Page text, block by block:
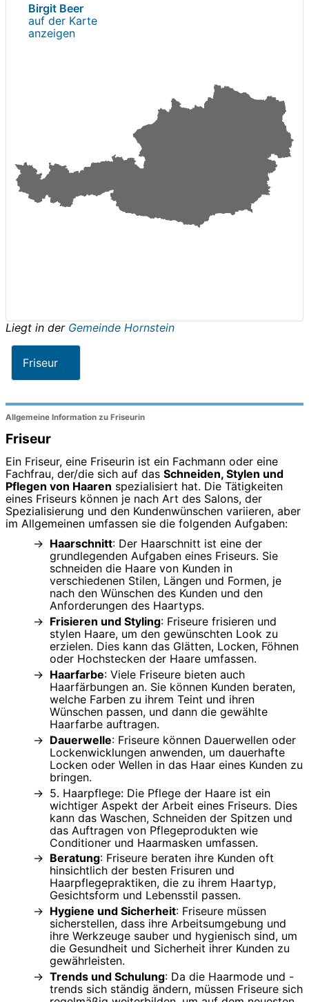
Birgit Beer
auf der Karte
anzeigen
Liegt in der Gemeinde Hornstein
Friseur
Allgemeine Information zu Friseurin
Friseur
Ein Friseur, eine Friseurin ist ein Fachmann oder eine
Fachfrau, der/die sich auf das Schneiden, Stylen und
Pflegen von Haaren spezialisiert hat. Die Tätigkeiten
eines Friseurs können je nach Art des Salons, der
Spezialisierung und den Kundenwünschen variieren, aber
im Allgemeinen umfassen sie die folgenden Aufgaben:
Haarschnitt: Der Haarschnitt ist eine der
grundlegenden Aufgaben eines Friseurs. Sie
schneiden die Haare von Kunden in
verschiedenen Stilen, Längen und Formen, je
nach den Wünschen des Kunden und den
Anforderungen des Haartyps.
Frisieren und Styling: Friseure frisieren und
stylen Haare, um den gewünschten Look zu
erzielen. Dies kann das Glätten, Locken, Föhnen
oder Hochstecken der Haare umfassen.
Haarfarbe: Viele Friseure bieten auch
Haarfärbungen an. Sie können Kunden beraten,
welche Farben zu ihrem Teint und ihren
Wünschen passen, und dann die gewählte
Haarfarbe auftragen.
Dauerwelle: Friseure können Dauerwellen oder
Lockenwicklungen anwenden, um dauerhafte
Locken oder Wellen in das Haar eines Kunden zu
bringen.
5. Haarpflege: Die Pflege der Haare ist ein
wichtiger Aspekt der Arbeit eines Friseurs. Dies
kann das Waschen, Schneiden der Spitzen und
das Auftragen von Pflegeprodukten wie
Conditioner und Haarmasken umfassen.
Beratung: Friseure beraten ihre Kunden oft
hinsichtlich der besten Frisuren und
Haarpflegepraktiken, die zu ihrem Haartyp,
Gesichtsform und Lebensstil passen.
Hygiene und Sicherheit: Friseure müssen
sicherstellen, dass ihre Arbeitsumgebung und
ihre Werkzeuge sauber und hygienisch sind, um
die Gesundheit und Sicherheit ihrer Kunden zu
gewährleisten.
Trends und Schulung: Da die Haarmode und -
trends sich ständig ändern, müssen Friseure sich